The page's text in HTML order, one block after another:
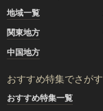
地域一覧
関東地方
中国地方
おすすめ特集でさがす
おすすめ特集一覧